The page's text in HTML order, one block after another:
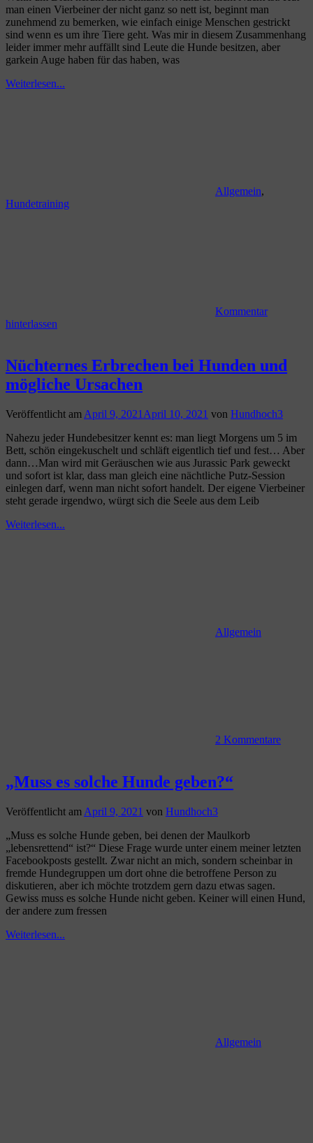
man einen Vierbeiner der nicht ganz so nett ist, beginnt man
zunehmend zu bemerken, wie einfach einige Menschen gestrickt
sind wenn es um ihre Tiere geht. Was mir in diesem Zusammenhang
leider immer mehr auffällt sind Leute die Hunde besitzen, aber
garkein Auge haben für das haben, was
Weiterlesen...
Allgemein,
Hundetraining
Kommentar
hinterlassen
Nüchternes Erbrechen bei Hunden und
mögliche Ursachen
Veröffentlicht am April 9, 2021 April 10, 2021 von Hundhoch3
Nahezu jeder Hundebesitzer kennt es: man liegt Morgens um 5 im
Bett, schön eingekuschelt und schläft eigentlich tief und fest… Aber
dann…Man wird mit Geräuschen wie aus Jurassic Park geweckt
und sofort ist klar, dass man gleich eine nächtliche Putz-Session
einlegen darf, wenn man nicht sofort handelt. Der eigene Vierbeiner
steht gerade irgendwo, würgt sich die Seele aus dem Leib
Weiterlesen...
Allgemein
2 Kommentare
„Muss es solche Hunde geben?“
Veröffentlicht am April 9, 2021 von Hundhoch3
„Muss es solche Hunde geben, bei denen der Maulkorb
„lebensrettend“ ist?“ Diese Frage wurde unter einem meiner letzten
Facebookposts gestellt. Zwar nicht an mich, sondern scheinbar in
fremde Hundegruppen um dort ohne die betroffene Person zu
diskutieren, aber ich möchte trotzdem gern dazu etwas sagen.
Gewiss muss es solche Hunde nicht geben. Keiner will einen Hund,
der andere zum fressen
Weiterlesen...
Allgemein